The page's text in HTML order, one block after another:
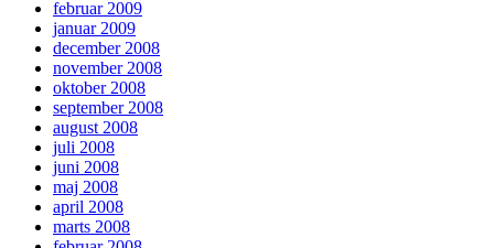
februar 2009
januar 2009
december 2008
november 2008
oktober 2008
september 2008
august 2008
juli 2008
juni 2008
maj 2008
april 2008
marts 2008